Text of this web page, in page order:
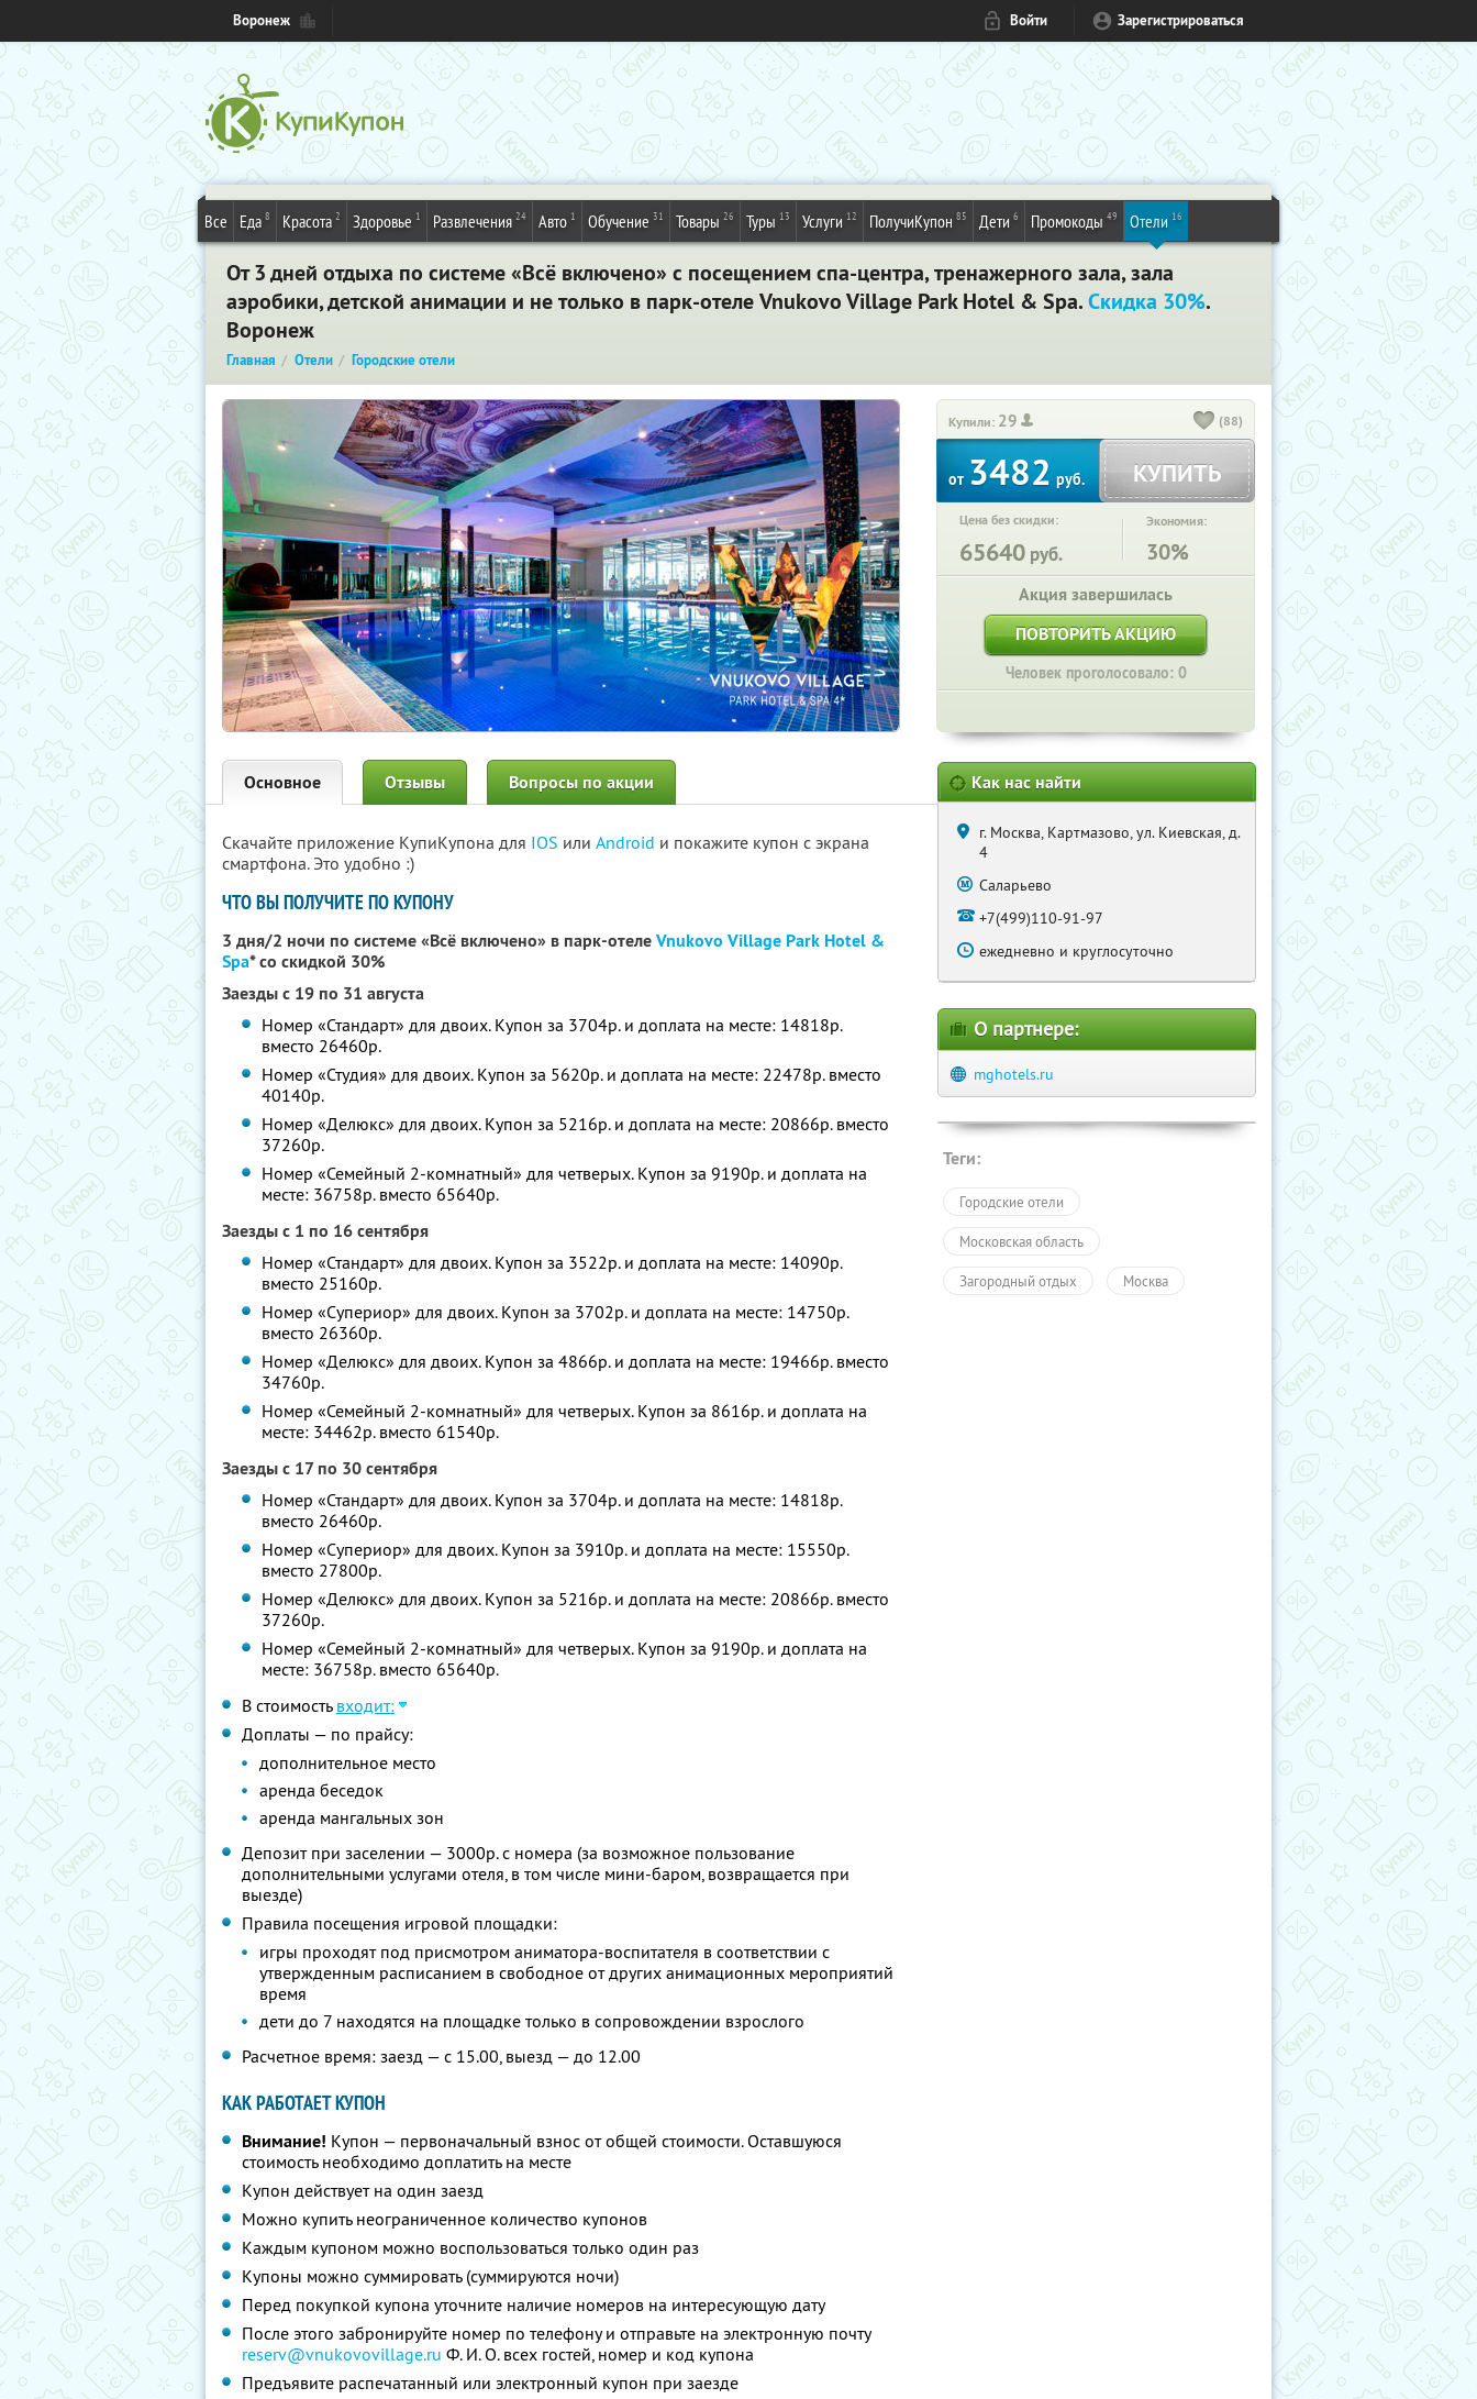
Воронеж Войти Зарегистрироваться
Все Еда 8 Красота 2 Здоровье 1 Развлечения 24 Авто 1 Обучение 31 Товары 26 Туры 13 Услуги 12 ПолучиКупон 85 Дети 6 Промокоды 49 Отели 16
От 3 дней отдыха по системе «Всё включено» с посещением спа-центра, тренажерного зала, зала
аэробики, детской анимации и не только в парк-отеле Vnukovo Village Park Hotel & Spa.Скидка 30%.
Воронеж
Главная Отели Городские отели
Купили: 29 (88)
от 3482 руб. КУПИТЬ
Цена без скидки:
65640 руб.
Экономия:
30%
Акция завершилась
ПОВТОРИТЬ АКЦИЮ
Человек проголосовало: 0
Основное Отзывы Вопросы по акции
Скачайте приложение КупиКупона для IOS или Android и покажите купон с экрана
смартфона. Это удобно :)
ЧТО ВЫ ПОЛУЧИТЕ ПО КУПОНУ
3 дня/2 ночи по системе «Всё включено» в парк-отелеVnukovo Village Park Hotel &
Spa* со скидкой 30%
Заезды с 19 по 31 августа
Номер «Стандарт» для двоих. Купон за 3704р. и доплата на месте: 14818р.
вместо 26460р.
Номер «Студия» для двоих. Купон за 5620р. и доплата на месте: 22478р. вместо
40140р.
Номер «Делюкс» для двоих. Купон за 5216р. и доплата на месте: 20866р. вместо
37260р.
Номер «Семейный 2-комнатный» для четверых. Купон за 9190р. и доплата на
месте: 36758р. вместо 65640р.
Заезды с 1 по 16 сентября
Номер «Стандарт» для двоих. Купон за 3522р. и доплата на месте: 14090р.
вместо 25160р.
Номер «Супериор» для двоих. Купон за 3702р. и доплата на месте: 14750р.
вместо 26360р.
Номер «Делюкс» для двоих. Купон за 4866р. и доплата на месте: 19466р. вместо
34760р.
Номер «Семейный 2-комнатный» для четверых. Купон за 8616р. и доплата на
месте: 34462р. вместо 61540р.
Заезды с 17 по 30 сентября
Номер «Стандарт» для двоих. Купон за 3704р. и доплата на месте: 14818р.
вместо 26460р.
Номер «Супериор» для двоих. Купон за 3910р. и доплата на месте: 15550р.
вместо 27800р.
Номер «Делюкс» для двоих. Купон за 5216р. и доплата на месте: 20866р. вместо
37260р.
Номер «Семейный 2-комнатный» для четверых. Купон за 9190р. и доплата на
месте: 36758р. вместо 65640р.
В стоимость входит:
Доплаты — по прайсу:
дополнительное место
аренда беседок
аренда мангальных зон
Депозит при заселении — 3000р. с номера (за возможное пользование
дополнительными услугами отеля, в том числе мини-баром, возвращается при
выезде)
Правила посещения игровой площадки:
игры проходят под присмотром аниматора-воспитателя в соответствии с
утвержденным расписанием в свободное от других анимационных мероприятий
время
дети до 7 находятся на площадке только в сопровождении взрослого
Расчетное время: заезд — с 15.00, выезд — до 12.00
КАК РАБОТАЕТ КУПОН
Внимание! Купон — первоначальный взнос от общей стоимости. Оставшуюся
стоимость необходимо доплатить на месте
Купон действует на один заезд
Можно купить неограниченное количество купонов
Каждым купоном можно воспользоваться только один раз
Купоны можно суммировать (суммируются ночи)
Перед покупкой купона уточните наличие номеров на интересующую дату
После этого забронируйте номер по телефону и отправьте на электронную почту
reserv@vnukovovillage.ru Ф. И. О.всех гостей, номер и код купона
Предъявите распечатанный или электронный купон при заезде
Как нас найти
г. Москва, Картмазово, ул. Киевская, д.
4
Саларьево
+7(499)110-91-97
ежедневно и круглосуточно
О партнере:
mghotels.ru
Теги:
Городские отели
Московская область
Загородный отдых Москва